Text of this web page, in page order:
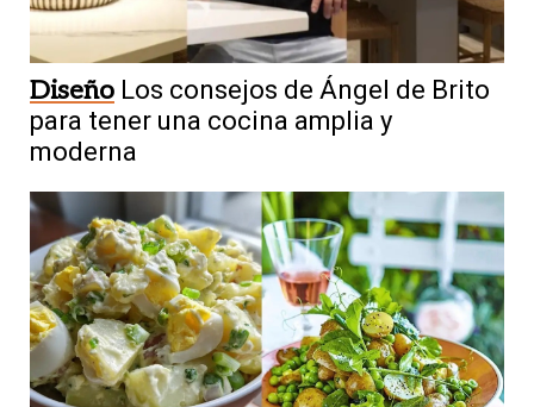
Diseño Los consejos de Ángel de Brito
para tener una cocina amplia y
moderna